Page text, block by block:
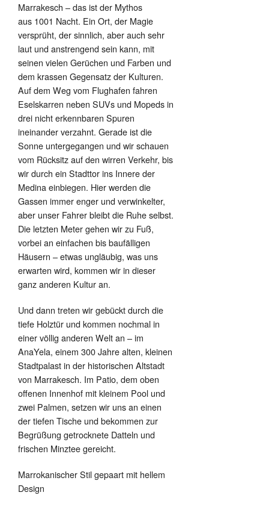
Marrakesch – das ist der Mythos
aus 1001 Nacht. Ein Ort, der Magie
versprüht, der sinnlich, aber auch sehr
laut und anstrengend sein kann, mit
seinen vielen Gerüchen und Farben und
dem krassen Gegensatz der Kulturen.
Auf dem Weg vom Flughafen fahren
Eselskarren neben SUVs und Mopeds in
drei nicht erkennbaren Spuren
ineinander verzahnt. Gerade ist die
Sonne untergegangen und wir schauen
vom Rücksitz auf den wirren Verkehr, bis
wir durch ein Stadttor ins Innere der
Medina einbiegen. Hier werden die
Gassen immer enger und verwinkelter,
aber unser Fahrer bleibt die Ruhe selbst.
Die letzten Meter gehen wir zu Fuß,
vorbei an einfachen bis baufälligen
Häusern – etwas ungläubig, was uns
erwarten wird, kommen wir in dieser
ganz anderen Kultur an.
Und dann treten wir gebückt durch die
tiefe Holztür und kommen nochmal in
einer völlig anderen Welt an – im
AnaYela, einem 300 Jahre alten, kleinen
Stadtpalast in der historischen Altstadt
von Marrakesch. Im Patio, dem oben
offenen Innenhof mit kleinem Pool und
zwei Palmen, setzen wir uns an einen
der tiefen Tische und bekommen zur
Begrüßung getrocknete Datteln und
frischen Minztee gereicht.
Marrokanischer Stil gepaart mit hellem
Design